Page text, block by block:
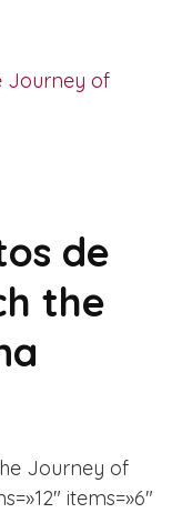
Journey of
de
the
Journey of
items=»6″